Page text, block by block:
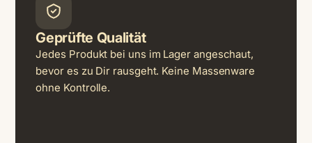
Geprüfte Qualität
Jedes Produkt bei uns im Lager angeschaut,
bevor es zu Dir rausgeht. Keine Massenware
ohne Kontrolle.